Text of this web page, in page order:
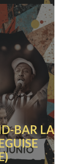
BAR LA